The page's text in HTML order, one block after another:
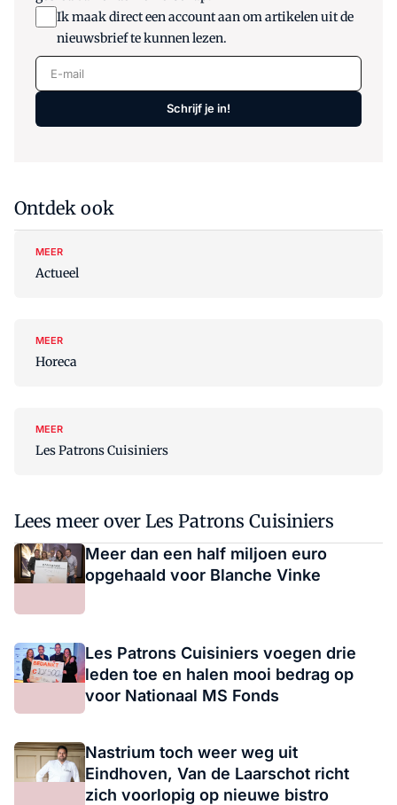
Ik maak direct een account aan om artikelen uit de
nieuwsbrief te kunnen lezen.
E-mail
Schrijf je in!
Ontdek ook
MEER
Actueel
MEER
Horeca
MEER
Les Patrons Cuisiniers
Lees meer over Les Patrons Cuisiniers
Meer dan een half miljoen euro
opgehaald voor Blanche Vinke
Les Patrons Cuisiniers voegen drie
leden toe en halen mooi bedrag op
voor Nationaal MS Fonds
Nastrium toch weer weg uit
Eindhoven, Van de Laarschot richt
zich voorlopig op nieuwe bistro